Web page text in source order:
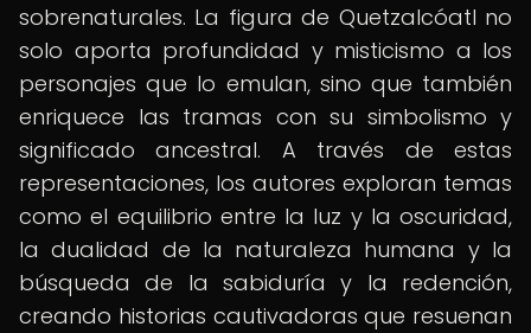
sobrenaturales. La figura de Quetzalcóatl no
solo aporta profundidad y misticismo a los
personajes que lo emulan, sino que también
enriquece las tramas con su simbolismo y
significado ancestral. A través de estas
representaciones, los autores exploran temas
como el equilibrio entre la luz y la oscuridad,
la dualidad de la naturaleza humana y la
búsqueda de la sabiduría y la redención,
creando historias cautivadoras que resuenan